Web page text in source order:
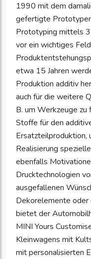
1990 mit dem
gefertigte
Prototyping mittels
vor ein wichtiges
etwa 15 Jahren
Produktion additiv
auch für die weitere
B. um Werkzeuge
Stoffe für den
Ersatzteilproduktion,
Realisierung
ebenfalls
Drucktechnologien
ausgefallenen
Dekorelemente oder
bietet der
MINI Yours
Kleinwagens mit
mit personalisierten